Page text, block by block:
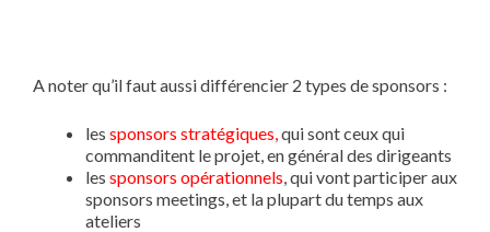
A noter qu’il faut aussi différencier 2 types de sponsors :
les sponsors stratégiques,qui sont ceux qui
commanditent le projet, en général des dirigeants
les sponsors opérationnels, qui vont participer aux
sponsors meetings, et la plupart du temps aux
ateliers